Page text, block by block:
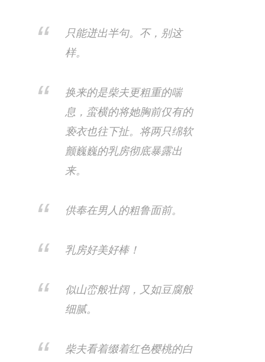
只能迸出半句。不，别这
样。
换来的是柴夫更粗重的喘
息，蛮横的将她胸前仅有的
亵衣也往下扯。将两只绵软
颤巍巍的乳房彻底暴露出
来。
供奉在男人的粗鲁面前。
乳房好美好棒！
似山峦般壮阔，又如豆腐般
细腻。
柴夫看着缀着红色樱桃的白